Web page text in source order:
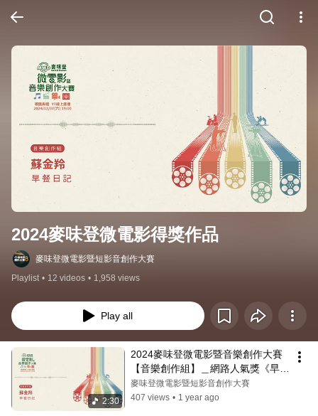
2024麥味登微電影得獎作品
麥味登微電影暨短影音創作大賽
Playlist • 12 videos • 1,958 views
Play all
2:30
2024麥味登微電影暨音樂創作大賽
【音樂創作組】＿網路人氣獎《早餐
日記》
麥味登微電影暨短影音創作大賽
407 views • 1 year ago